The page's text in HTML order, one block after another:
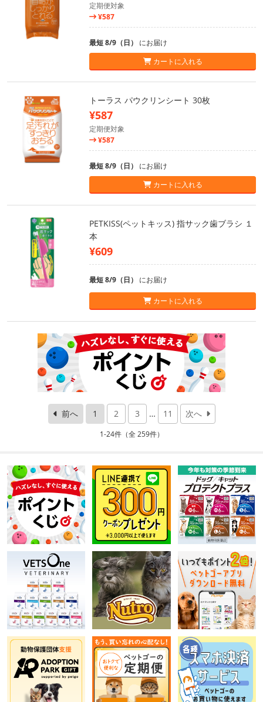
定期便対象
¥587
最短 8/9（日） にお届け
カートに入れる
トーラス パウクリンシート 30枚
¥587
定期便対象
¥587
最短 8/9（日） にお届け
カートに入れる
PETKISS(ペットキッス) 指サック歯ブラシ １
本
¥609
最短 8/9（日） にお届け
カートに入れる
前へ 1 2 3 … 11 次へ
1-24件（全 259件）